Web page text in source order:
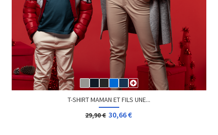
T-SHIRT MAMAN ET FILS UNE...
29,90 € 30,66 €